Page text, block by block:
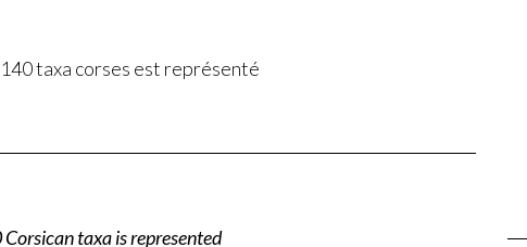
taxa corses est représenté
taxa is represented